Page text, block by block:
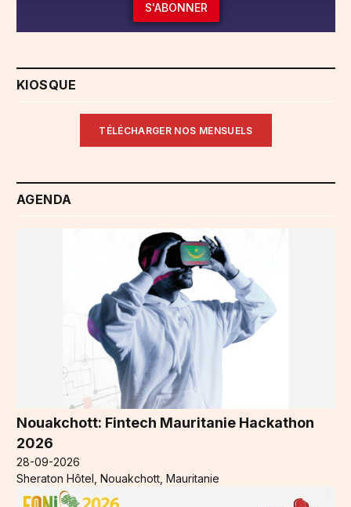
S'ABONNER
KIOSQUE
TÉLÉCHARGER NOS MENSUELS
AGENDA
Nouakchott: Fintech Mauritanie Hackathon
2026
28-09-2026
Sheraton Hôtel, Nouakchott, Mauritanie